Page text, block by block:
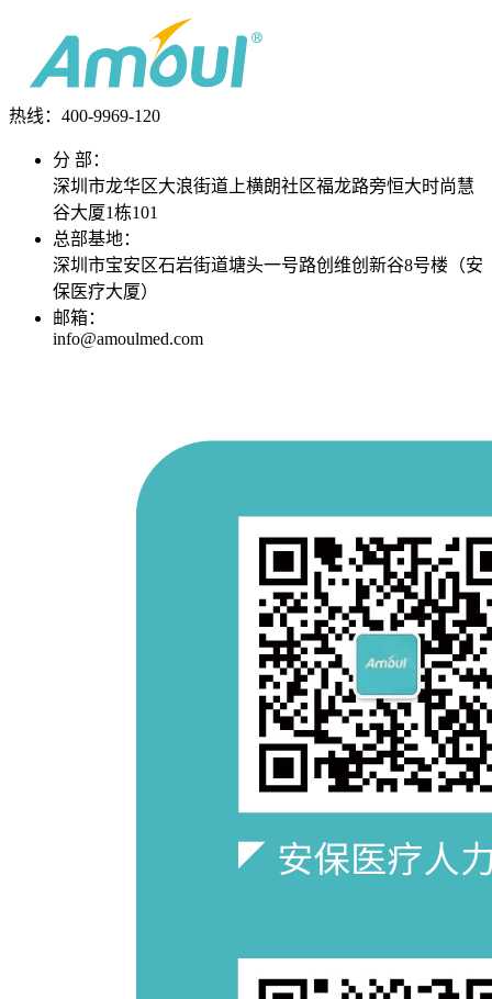
热线：400-9969-120
分 部：
深圳市龙华区大浪街道上横朗社区福龙路旁恒大时尚慧
谷大厦1栋101
总部基地：
深圳市宝安区石岩街道塘头一号路创维创新谷8号楼（安
保医疗大厦）
邮箱：
info@amoulmed.com